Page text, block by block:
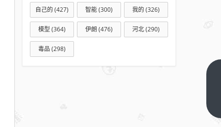
自己的 (427) 智能(300) 我的 (326)
模型 (364) 伊朗 (476) 河北(290)
毒品 (298)